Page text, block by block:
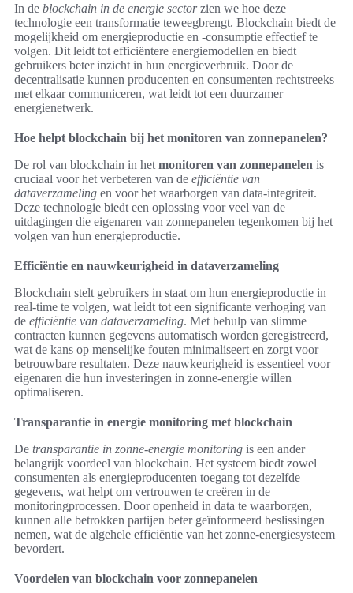
In de blockchain in de energie sectorzien we hoe deze
technologie een transformatie teweegbrengt. Blockchain biedt de
mogelijkheid om energieproductie en -consumptie effectief te
volgen. Dit leidt tot efficiëntere energiemodellen en biedt
gebruikers beter inzicht in hun energieverbruik. Door de
decentralisatie kunnen producenten en consumenten rechtstreeks
met elkaar communiceren, wat leidt tot een duurzamer
energienetwerk.
Hoe helpt blockchain bij het monitoren van zonnepanelen?
De rol van blockchain in het monitoren van zonnepanelen is
cruciaal voor het verbeteren van de efficiëntie van
dataverzameling en voor het waarborgen van data-integriteit.
Deze technologie biedt een oplossing voor veel van de
uitdagingen die eigenaren van zonnepanelen tegenkomen bij het
volgen van hun energieproductie.
Efficiëntie en nauwkeurigheid in dataverzameling
Blockchain stelt gebruikers in staat om hun energieproductie in
real-time te volgen, wat leidt tot een significante verhoging van
de efficiëntie van dataverzameling. Met behulp van slimme
contracten kunnen gegevens automatisch worden geregistreerd,
wat de kans op menselijke fouten minimaliseert en zorgt voor
betrouwbare resultaten. Deze nauwkeurigheid is essentieel voor
eigenaren die hun investeringen in zonne-energie willen
optimaliseren.
Transparantie in energie monitoring met blockchain
De transparantie in zonne-energie monitoring is een ander
belangrijk voordeel van blockchain. Het systeem biedt zowel
consumenten als energieproducenten toegang tot dezelfde
gegevens, wat helpt om vertrouwen te creëren in de
monitoringprocessen. Door openheid in data te waarborgen,
kunnen alle betrokken partijen beter geïnformeerd beslissingen
nemen, wat de algehele efficiëntie van het zonne-energiesysteem
bevordert.
Voordelen van blockchain voor zonnepanelen